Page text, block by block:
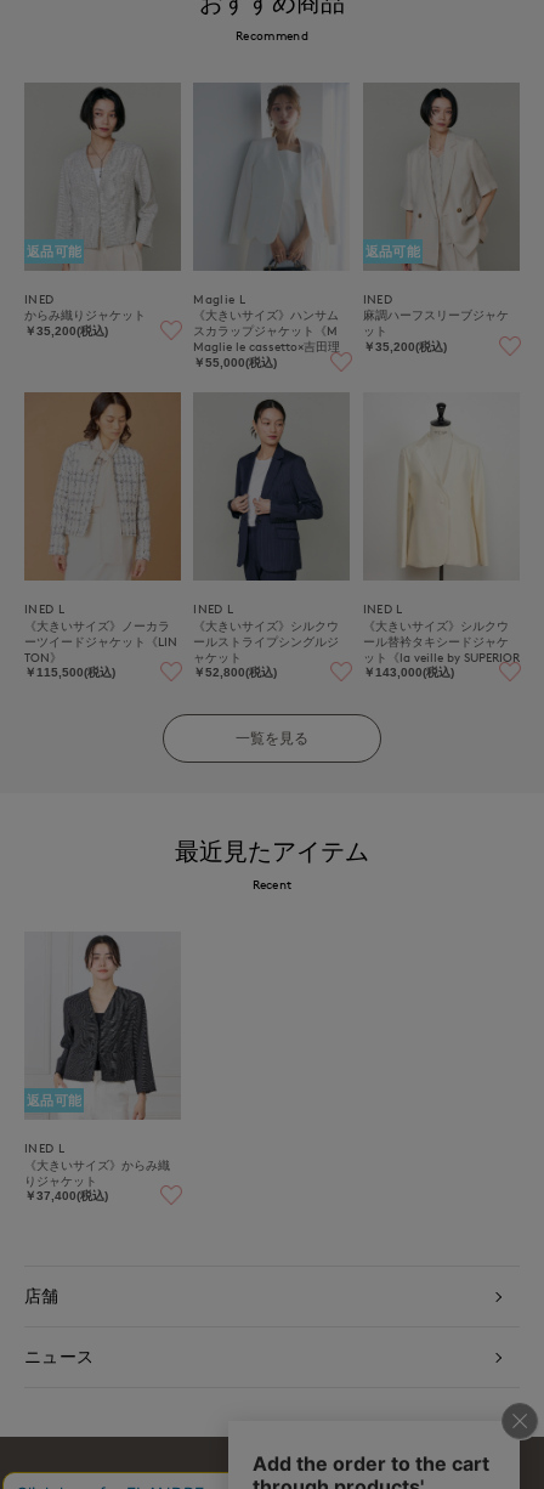
Recommend
返品可能
INED
からみ織りジャケット
￥35,200(税込)
Maglie L
《大きいサイズ》ハンサム
スカラップジャケット《M
Maglie le cassetto×吉田理
紗》
￥55,000(税込)
返品可能
INED
麻調ハーフスリーブジャケ
ット
￥35,200(税込)
INED L
《大きいサイズ》ノーカラ
ーツイードジャケット《LIN
TON》
￥115,500(税込)
INED L
《大きいサイズ》シルクウ
ールストライプシングルジ
ャケット
￥52,800(税込)
INED L
《大きいサイズ》シルクウ
ール替衿タキシードジャケ
ット《la veille by SUPERIOR
CLOSET》
￥143,000(税込)
一覧を見る
最近見たアイテム
Recent
返品可能
INED L
《大きいサイズ》からみ織
りジャケット
￥37,400(税込)
店舗
ニュース